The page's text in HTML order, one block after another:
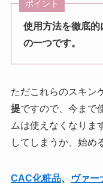
ポイント
使用方法を徹底
の一つです。
ただこれらのスキン
提ですので、今まで
ムは使えなくなりま
してしまうか、始め
CAC化粧品、 ヴァー